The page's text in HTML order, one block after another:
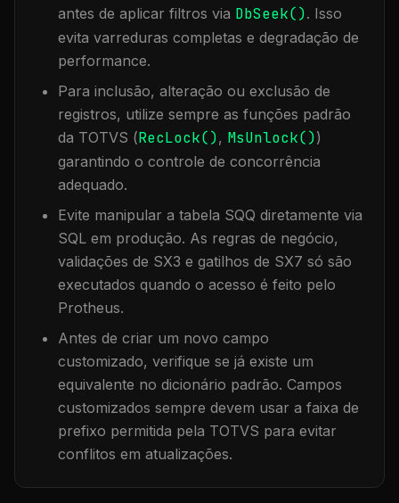
antes de aplicar filtros via DbSeek(). Isso
evita varreduras completas e degradação de
performance.
Para inclusão, alteração ou exclusão de
registros, utilize sempre as funções padrão
da TOTVS (RecLock(), MsUnlock())
garantindo o controle de concorrência
adequado.
Evite manipular a tabela SQQ diretamente via
SQL em produção. As regras de negócio,
validações de SX3 e gatilhos de SX7 só são
executados quando o acesso é feito pelo
Protheus.
Antes de criar um novo campo
customizado, verifique se já existe um
equivalente no dicionário padrão. Campos
customizados sempre devem usar a faixa de
prefixo permitida pela TOTVS para evitar
conflitos em atualizações.